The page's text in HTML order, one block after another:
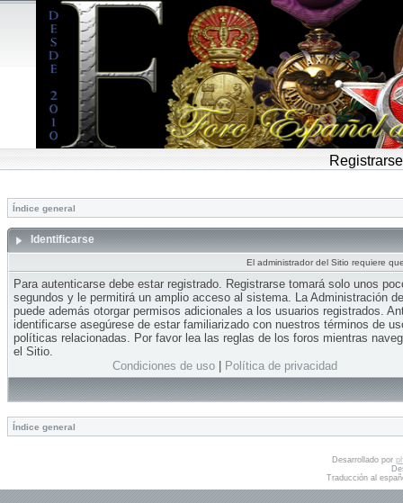
Registrarse
Índice general
Identificarse
El administrador del Sitio requiere
Para autenticarse debe estar registrado. Registrarse tomará solo unos
segundos y le permitirá un amplio acceso al sistema. La Administración
puede además otorgar permisos adicionales a los usuarios registrados.
identificarse asegúrese de estar familiarizado con nuestros términos de
políticas relacionadas. Por favor lea las reglas de los foros mientras
el Sitio.
Condiciones de uso| Política de privacidad
Índice general
Desarrollado por
Traducción al